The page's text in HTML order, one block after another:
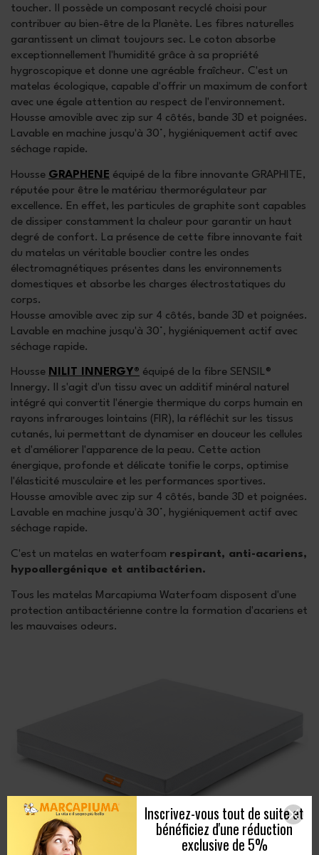
toucher. Il possède un composant recyclé choisi pour
contribuer au bien-être de la Planète. Les fibres naturelles
garantissent un climat toujours sec. Le coton absorbe
exceptionnellement l'humidité grâce à sa propriété
hygroscopique et donne une agréable fraîcheur. C'est un
matelas écologique, capable d'offrir un maximum de confort
avec une égale attention au respect de l'environnement.
Housse amovible avec zip sur 4 côtés, bande 3D et poignées.
Lavable en machine jusqu'à 30°, hygiéniquement actif avec
séchage rapide.
Housse GRAPHENE équipé de la fibre innovante GRAPHITE,
réputée pour être le matériau thermorégulateur par
excellence. En effet, les particules de graphite sont capables
de dissiper constamment la chaleur pour garantir un haut
degré de confort. La présence de cette fibre innovante fait
du matelas un véritable bouclier contre les ondes
électromagnétiques présentes dans les environnements
domestiques et absorbe les charges électrostatiques du
corps.
Housse amovible avec zip sur 4 côtés, bande 3D et poignées.
Lavable en machine jusqu'à 30°, hygiéniquement actif avec
séchage rapide.
Housse NILIT INNERGY® équipé de la fibre SENSIL®
Innergy. Il s'agit d'un tissu avec un additif minéral naturel
intégré qui convertit l'énergie thermique du corps humain en
rayons infrarouges lointains (FIR), la réfléchit sur les tissus
cutanés, lui permettant de dynamiser en douceur les cellules
et d'améliorer l'apparence de la peau. Cette action
énergique, profonde et délicate tonifie le corps, optimise
l'élasticité musculaire et les performances sportives.
Housse amovible avec zip sur 4 côtés, bande 3D et poignées.
Lavable en machine jusqu'à 30°, hygiéniquement actif avec
séchage rapide.
C'est un matelas en waterfoam respirant, anti-acariens,
hypoallergénique et antibactérien.
Tous les matelas Marcapiuma Waterfoam disposent d'une
protection antibactérienne contre la formation d'acariens et
les mauvaises odeurs.
Inscrivez-vous tout de suite et
bénéficiez d'une réduction
exclusive de 5%